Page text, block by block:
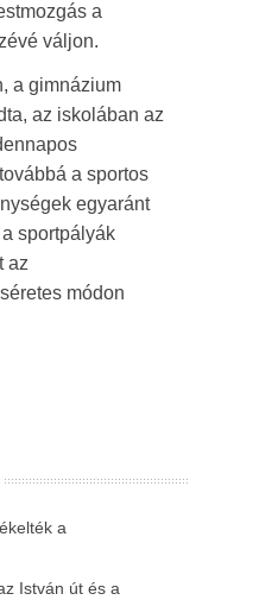
a
váljon.
a gimnázium
az iskolában az
a sportos
egyaránt
sportpályák
az
módon
a
István út és a